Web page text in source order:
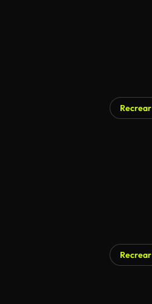
Recrear
Recrear